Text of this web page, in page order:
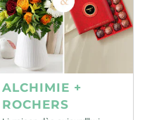
ALCHIMIE +
ROCHERS